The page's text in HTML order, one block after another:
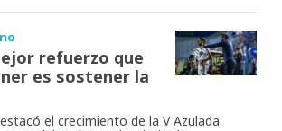
refuerzo que
es sostener la
el crecimiento de la V Azulada